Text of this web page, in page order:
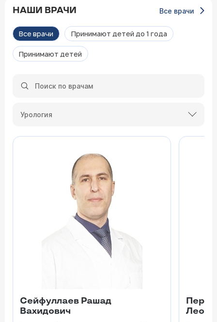
НАШИ ВРАЧИ Все врачи
Все врачи Принимают детей до 1 года
Принимают детей
Урология
Сейфуллаев Рашад
Вахидович